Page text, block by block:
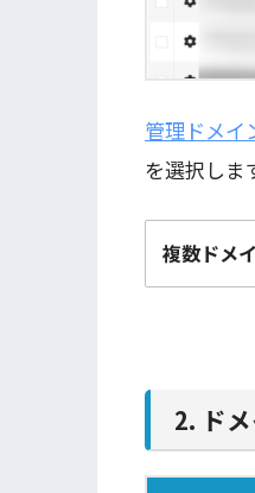
管理ドメイ
を選択しま
複数ドメ
2. ド